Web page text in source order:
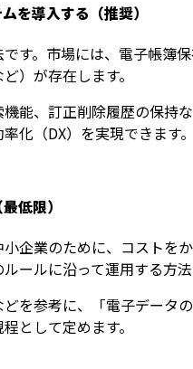
を導入する（推奨）
す。市場には、電子帳簿
）が存在します。
能、訂正削除履歴の保持
化（DX）を実現できま
低限）
企業のために、コストを
ールに沿って運用する方
を参考に、「電子データ
として定めます。